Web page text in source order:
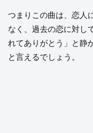
つまりこの曲は、恋人
なく、過去の恋に対し
れてありがとう」と静
と言えるでしょう。